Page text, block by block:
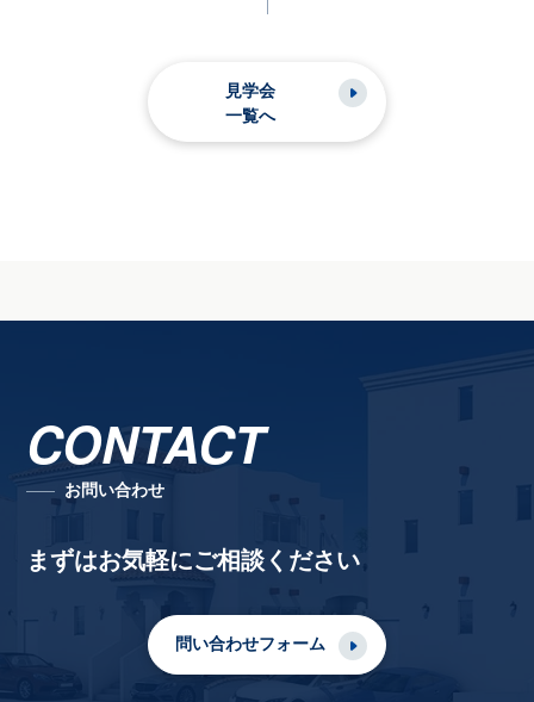
見学会
一覧へ
CONTACT
お問い合わせ
まずはお気軽にご相談ください
問い合わせフォーム